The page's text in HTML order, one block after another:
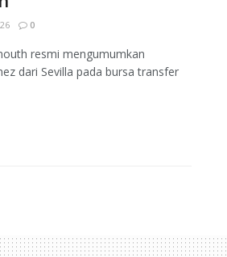
0
resmi mengumumkan
dari Sevilla pada bursa transfer